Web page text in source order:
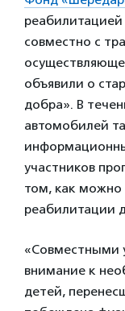
совместно с
объявили о
добра». В
автомобилей
участников
том, как
реабилитации
«Совместными
внимание к
детей,